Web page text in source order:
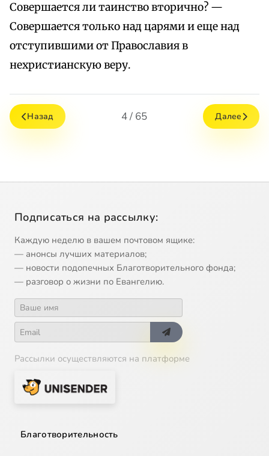
Совершается ли таинство вторично? —
Совершается только над царями и еще над
отступившими от Православия в
нехристианскую веру.
Назад 4 / 65 Далее
Подписаться на рассылку:
Каждую неделю в вашем почтовом ящике:
— анонсы лучших материалов;
— новости подопечных Благотворительного фонда;
— разговор о жизни по Евангелию.
Рассылки осуществляются на платформе
Благотворительность